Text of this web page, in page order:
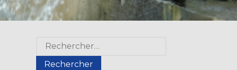
Blog
sidebar
Rechercher :